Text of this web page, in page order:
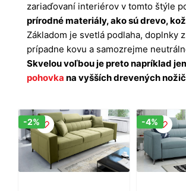
zariaďovaní interiérov v tomto štýle
prírodné materiály, ako sú drevo,
Základom je svetlá podlaha, doplnky
prípadne kovu a samozrejme
Skvelou voľbou je preto napríklad
pohovka na vyšších drevených
Zľava!
-2% Zľava!
-4%